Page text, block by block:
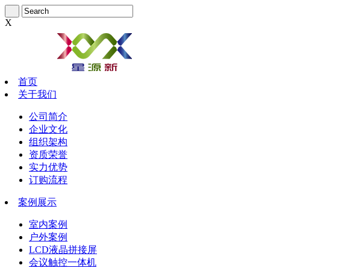
X
首页
关于我们
公司简介
企业文化
组织架构
资质荣誉
实力优势
订购流程
案例展示
室内案例
户外案例
LCD液晶拼接屏
会议触控一体机